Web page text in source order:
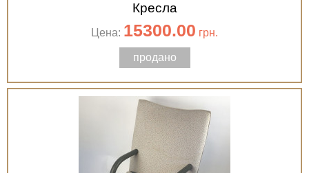
Кресла
Цена: 15300.00 грн.
продано